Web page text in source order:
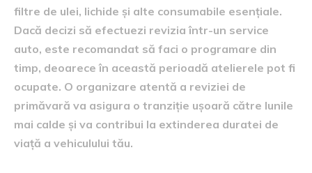
filtre de ulei, lichide și alte consumabile esențiale.
Dacă decizi să efectuezi revizia într-un service
auto, este recomandat să faci o programare din
timp, deoarece în această perioadă atelierele pot fi
ocupate. O organizare atentă a reviziei de
primăvară va asigura o tranziție ușoară către lunile
mai calde și va contribui la extinderea duratei de
viață a vehiculului tău.